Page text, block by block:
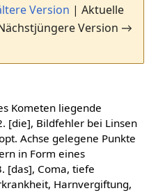
Version | Aktuelle
Version →
Kometen liegende
[die], Bildfehler bei Linsen
Achse gelegene Punkte
in Form eines
[das], Coma, tiefe
Harnvergiftung,